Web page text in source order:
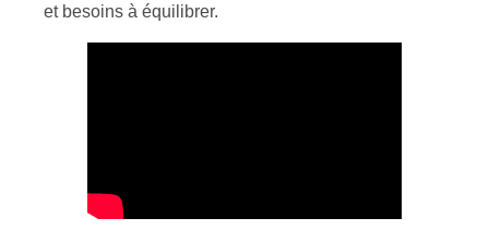
et besoins à équilibrer.